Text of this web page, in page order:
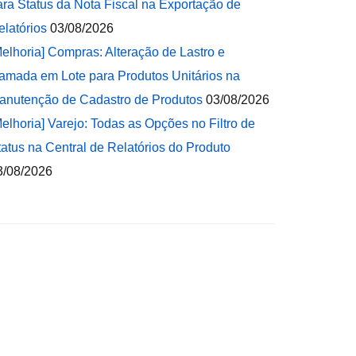
Status da Nota Fiscal na Exportação de
03/08/2026
Compras: Alteração de Lastro e
em Lote para Produtos Unitários na
de Cadastro de Produtos 03/08/2026
Varejo: Todas as Opções no Filtro de
na Central de Relatórios do Produto
08/2026